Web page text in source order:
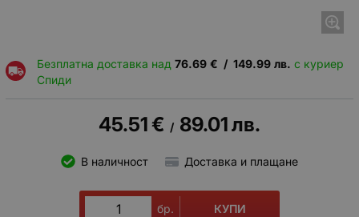
Безплатна доставка над 76.69 € / 149.99 лв. с куриер
Спиди
45.51€ / 89.01лв.
В наличност Доставка и плащане
бр. КУПИ